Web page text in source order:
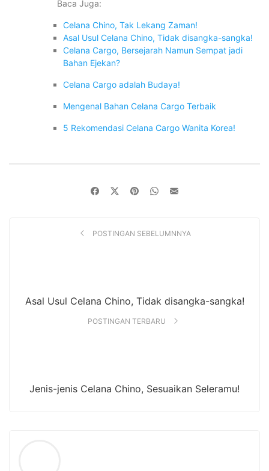
Baca Juga:
Celana Chino, Tak Lekang Zaman!
Asal Usul Celana Chino, Tidak disangka-sangka!
Celana Cargo, Bersejarah Namun Sempat jadi
Bahan Ejekan?
Celana Cargo adalah Budaya!
Mengenal Bahan Celana Cargo Terbaik
5 Rekomendasi Celana Cargo Wanita Korea!
POSTINGAN SEBELUMNNYA
Asal Usul Celana Chino, Tidak disangka-sangka!
POSTINGAN TERBARU
Jenis-jenis Celana Chino, Sesuaikan Seleramu!